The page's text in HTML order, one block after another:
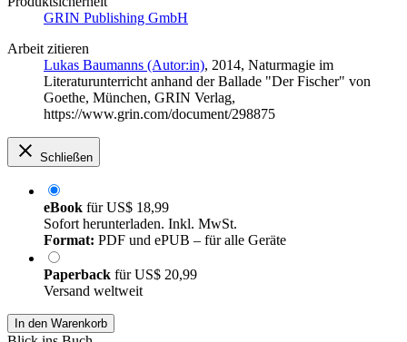
GRIN Publishing GmbH
Arbeit zitieren
Lukas Baumanns (Autor:in), 2014, Naturmagie im
Literaturunterricht anhand der Ballade "Der Fischer" von
Goethe, München, GRIN Verlag,
https://www.grin.com/document/298875
Schließen
eBook fürUS$ 18,99
Sofort herunterladen. Inkl. MwSt.
Format: PDF und ePUB – für alle Geräte
Paperback fürUS$ 20,99
Versand weltweit
In den Warenkorb